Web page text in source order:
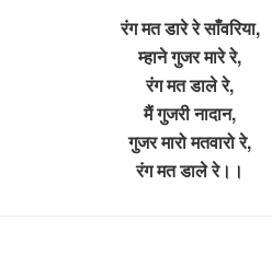
रंग मत डारे रे साँवरिया,
म्हाने गुजर मारे रे,
रंग मत डाले रे,
मैं गुजरी नादान,
गुजर मारो मतवारो रे,
रंग मत डाले रे।।